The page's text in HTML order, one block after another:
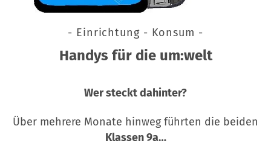
- Einrichtung - Konsum -
Handys für die um:welt
Wer steckt dahinter?
Über mehrere Monate hinweg führten die beiden
Klassen 9a…